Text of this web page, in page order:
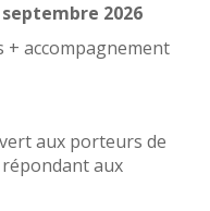
2026
+ accompagnement
aux porteurs de
aux